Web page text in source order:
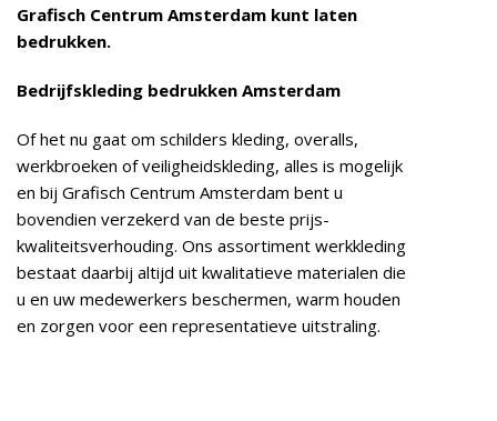
Grafisch Centrum Amsterdam kunt laten
bedrukken.
Bedrijfskleding bedrukken Amsterdam
Of het nu gaat om schilders kleding, overalls,
werkbroeken of veiligheidskleding, alles is mogelijk
en bij Grafisch Centrum Amsterdam bent u
bovendien verzekerd van de beste prijs-
kwaliteitsverhouding. Ons assortiment werkkleding
bestaat daarbij altijd uit kwalitatieve materialen die
u en uw medewerkers beschermen, warm houden
en zorgen voor een representatieve uitstraling.